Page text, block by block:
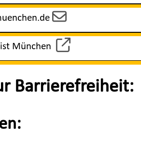
München
Barrierefreiheit: